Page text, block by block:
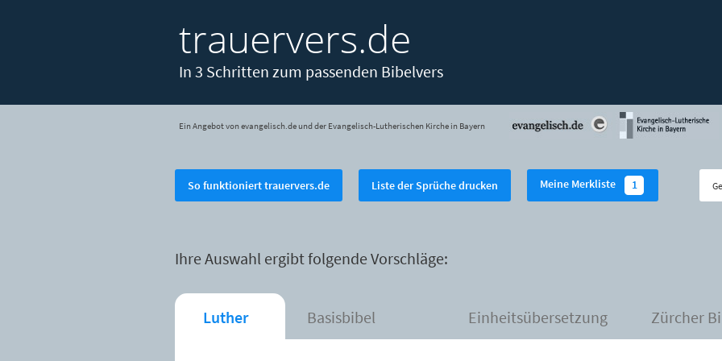
trauervers.de
In 3 Schritten zum passenden Bibelvers
Ein Angebot von evangelisch.de und der Evangelisch-Lutherischen Kirche in Bayern
So funktioniert trauervers.de Liste der Sprüche drucken Meine Merkliste 1
Ihre Auswahl ergibt folgende Vorschläge:
Luther Basisbibel Einheitsübersetzung Zürcher